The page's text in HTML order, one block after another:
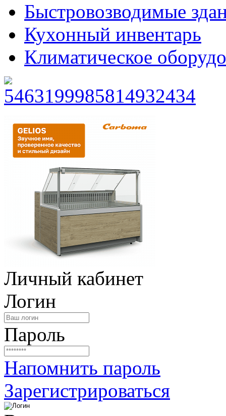
Быстровозводимые
Кухонный инвентарь
Климатическое
Личный кабинет
Логин
Пароль
Напомнить пароль
Зарегистрироваться